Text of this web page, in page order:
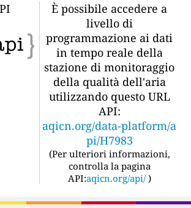
È possibile accedere a
livello di
programmazione ai dati
in tempo reale della
stazione di monitoraggio
della qualità dell'aria
utilizzando questo URL
API:
aqicn.org/data-platform/a
pi/H7983
(Per ulteriori informazioni,
controlla la pagina
API:aqicn.org/api/ )